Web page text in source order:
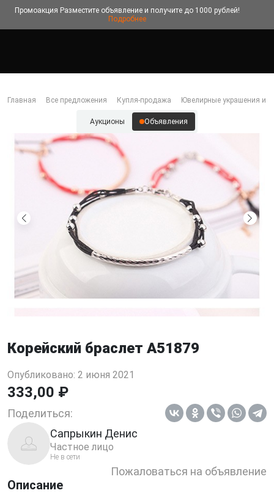
Промоакция Разместите объявление и получите до 1000 рублей!
Подробнее
Главная Все предложения Купля-продажа Ювелирные украшения и
Аукционы Объявления
Корейский браслет A51879
Опубликовано: 2 июня 2021
333,00 ₽
Поделиться:
Сапрыкин Денис
Частное лицо
Не в сети
Пожаловаться на объявление
Описание